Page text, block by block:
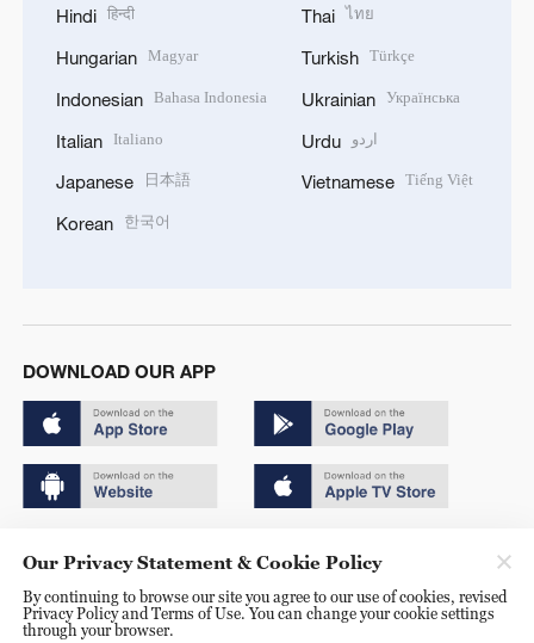
Hindi हिन्दी
Hungarian Magyar
Indonesian Bahasa Indonesia
Italian Italiano
Japanese 日本語
Korean 한국어
Thai ไทย
Turkish Türkçe
Ukrainian Українська
Urdu اردو
Vietnamese Tiếng Việt
DOWNLOAD OUR APP
京ICP备20000184号
京公网安备 11010502050052号
Our Privacy Statement & Cookie Policy
By continuing to browse our site you agree to our use of cookies, revised
Privacy Policy and Terms of Use. You can change your cookie settings
through your browser.